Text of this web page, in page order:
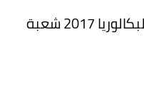
مواضيع الفلسفة المقترحة لبكالوريا 2017 شعبة